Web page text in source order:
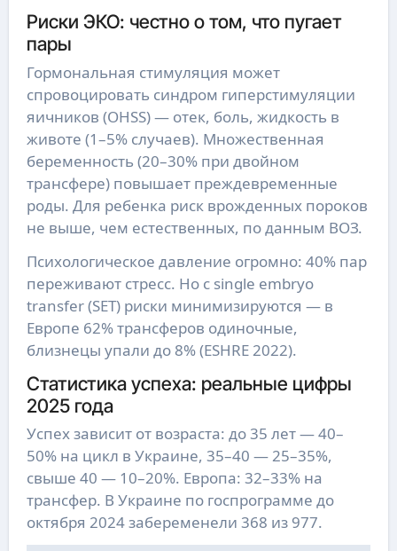
Риски ЭКО: честно о том, что пугает
пары
Гормональная стимуляция может
спровоцировать синдром гиперстимуляции
яичников (OHSS) — отек, боль, жидкость в
животе (1–5% случаев). Множественная
беременность (20–30% при двойном
трансфере) повышает преждевременные
роды. Для ребенка риск врожденных пороков
не выше, чем естественных, по данным ВОЗ.
Психологическое давление огромно: 40% пар
переживают стресс. Но с single embryo
transfer (SET) риски минимизируются — в
Европе 62% трансферов одиночные,
близнецы упали до 8% (ESHRE 2022).
Статистика успеха: реальные цифры
2025 года
Успех зависит от возраста: до 35 лет — 40–
50% на цикл в Украине, 35–40 — 25–35%,
свыше 40 — 10–20%. Европа: 32–33% на
трансфер. В Украине по госпрограмме до
октября 2024 забеременели 368 из 977.